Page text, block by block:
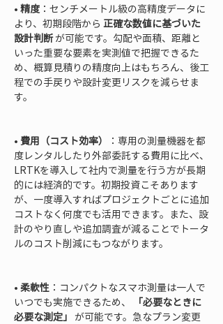
• 精度：センチメートル級の高精度データに
より、初期段階から 正確な数値に基づいた
設計判断 が可能です。勾配や面積、距離と
いった重要な要素を実測値で把握できるた
め、概算見積りの精度向上はもちろん、後工
程での手戻りや設計変更リスクを減らせま
す。
• 費用（コスト効率）
：専用の測量機器を都
度レンタルしたり外部委託する費用に比べ、
LRTKを導入して社内で測量を行う方が長期
的には経済的です。初期投資こそあります
が、一度導入すればプロジェクトごとに追加
コストなく何度でも活用できます。また、設
計のやり直しや追加調査が減ることでトータ
ルのコスト削減にもつながります。
• 柔軟性 ：コンパクトなスマホ測量は一人で
いつでも実施できるため、
「必要なときに
必要な測定」 が可能です。急なプラン変更